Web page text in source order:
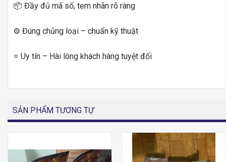
📦 Đầy đủ mã số, tem nhãn rõ ràng
⚙️ Đúng chủng loại – chuẩn kỹ thuật
⭐ Uy tín – Hài lòng khách hàng tuyệt đối
SẢN PHẨM TƯƠNG TỰ